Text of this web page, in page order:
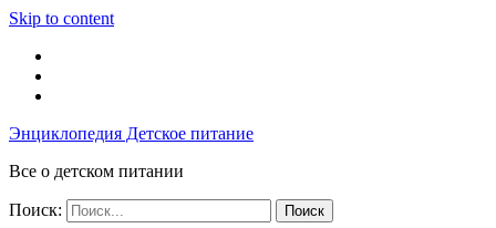
Skip to content
Энциклопедия Детское питание
Все о детском питании
Поиск: